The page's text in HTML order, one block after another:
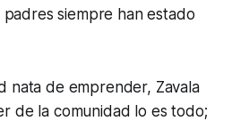
padres siempre han estado
nata de emprender, Zavala
de la comunidad lo es todo;